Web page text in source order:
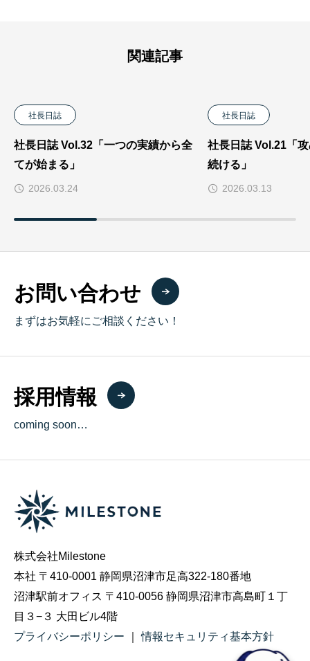
関連記事
社長日誌
社長日誌 Vol.32「一つの実績から全
てが始まる」
2026.03.24
社長日誌
社長日誌 Vol.21「
続ける」
2026.03.13
お問い合わせ
まずはお気軽にご相談ください！
採用情報
coming soon…
株式会社Milestone
本社 〒410-0001 静岡県沼津市足高322-180番地
沼津駅前オフィス 〒410-0056 静岡県沼津市高島町１丁
目３−３ 大田ビル4階
プライバシーポリシー ｜情報セキュリティ基本方針